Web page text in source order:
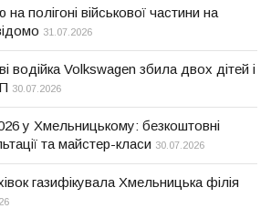
полігоні військової частини на
31.07.2026
водійка Volkswagen збила двох дітей і
30.07.2026
у Хмельницькому: безкоштовні
та майстер-класи 30.07.2026
газифікувала Хмельницька філія